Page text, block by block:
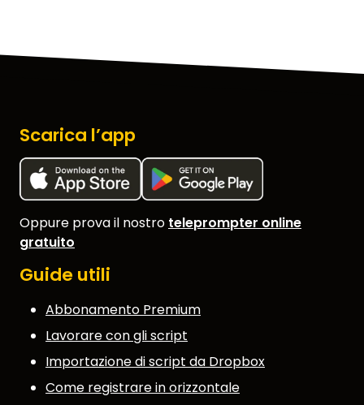
Scarica l’app
Oppure prova il nostro teleprompter online
gratuito
Guide utili
Abbonamento Premium
Lavorare con gli script
Importazione di script da Dropbox
Come registrare in orizzontale